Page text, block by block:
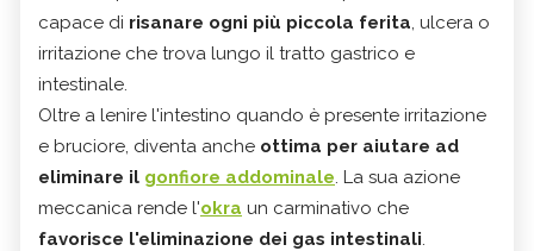
capace di risanare ogni più piccola ferita, ulcera o
irritazione che trova lungo il tratto gastrico e
intestinale.
Oltre a lenire l'intestino quando è presente irritazione
e bruciore, diventa anche ottima per aiutare ad
eliminare il gonfiore addominale. La sua azione
meccanica rende l'okra un carminativo che
favorisce l'eliminazione dei gas intestinali.